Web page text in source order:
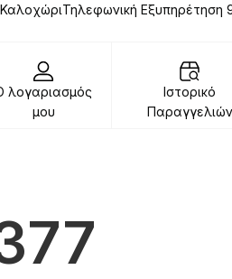
Τηλεφωνική Εξυπηρέτηση
λογαριασμός
μου
Ιστορικό
Παραγγελιών